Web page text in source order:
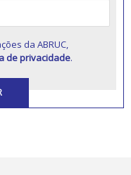
da ABRUC,
de privacidade.